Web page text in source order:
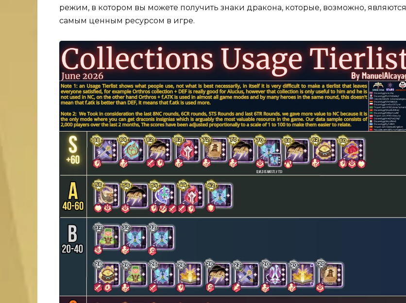
режим, в котором вы можете получить знаки дракона, которые, возможно, являются
самым ценным ресурсом в игре.